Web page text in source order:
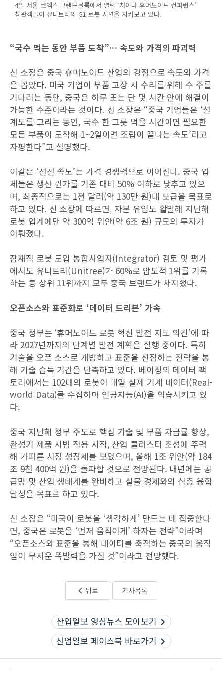
4일 서울 코엑스 그랜드볼룸에서 열린 ‘차이나 휴머노이드 컨퍼런스’
참관객들이 유니트리의 G1 로봇 시연을 지켜보고 있다.
“국수 먹는 동안 부품 도착”… 속도와 가격의 파괴력
신 소장은 중국 휴머노이드 산업의 강점으로 속도와 가격
을 꼽았다. 미국 기업이 부품 고장 시 수리를 위해 수 주를
기다리는 동안, 중국은 하루 또는 단 몇 시간 안에 해결이
가능한 수준이라는 것이다. 신 소장은 “중국 기업들은 ‘설
계도를 그리는 동안, 국수 한 그릇 먹을 시간이면 필요한
모든 부품이 도착해 1~2일이면 조립이 끝나는 속도’라고
자평한다”고 설명했다.
이같은 ‘선전 속도’는 가격 경쟁력으로 이어진다. 중국 업
체들은 생산 원가를 기존 대비 50% 이하로 낮추고 있으
며, 최종적으로는 1천 달러(약 130만 원)대 보급을 목표로
하고 있다. 신 소장에 따르면, 자본 유입도 활발해 지난해
로봇 업계에만 약 300억 위안(약 6조 원) 규모의 투자가
이뤄졌다.
잠재적 로봇 도입 통합사업자(Integrator) 검토 및 평가
에서도 유니트리(Unitree)가 60%로 압도적 1위를 기록
하는 등 상위 11위까지 모두 중국 브랜드가 차지했다.
오픈소스와 표준화로 ‘데이터 드리븐’ 가속
중국 정부는 ‘휴머노이드 로봇 혁신 발전 지도 의견’에 따
라 2027년까지의 단계별 발전 계획을 실행 중이다. 특히
기술을 오픈 소스로 개방하고 표준을 선점하는 전략을 통
해 기술 습득 기간을 단축하고 있다. 베이징의 데이터 팩
토리에서는 102대의 로봇이 매일 실제 기계 데이터(Real-
world Data)를 수집하며 인공지능(AI)을 학습시키고 있
다.
중국 지난해 정부 주도로 핵심 기술 및 부품 자급률 향상,
완성기 제품 시범 적용 시작, 산업 클러스터 조성에 주력
해 가파른 시장 성장세를 보였으며, 올해 1조 위안(약 184
조 9천 400억 원)을 돌파할 것으로 전망된다. 내년에는 공
급망 및 산업 생태계를 완비하고 실물 경제와의 심층 융합
달성을 목표로 하고 있다.
신 소장은 “미국이 로봇을 ‘생각하게’ 만드는 데 집중한다
면, 중국은 로봇을 ‘먼저 움직이게’ 하자는 전략”이라며
“오픈소스와 표준을 통해 데이터를 축적하는 중국의 움직
임이 무서운 폭발력을 가질 것”이라고 전망했다.
뒤로 기사목록
산업일보 영상뉴스 모아보기
산업일보 페이스북 바로가기